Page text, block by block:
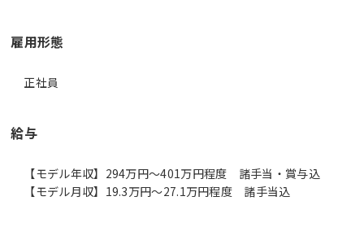
雇用形態
正社員
給与
【モデル年収】294万円〜401万円程度 諸手当・賞与込
【モデル月収】19.3万円〜27.1万円程度 諸手当込